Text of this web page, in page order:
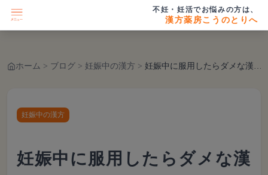
不妊・妊活でお悩みの方は、
漢方薬房こうのとりへ
ホーム > ブログ > 妊娠中の漢方 > 妊娠中に服用したらダメな漢方薬はある？妊娠初期や後期で飲める漢方薬を一覧で紹介
妊娠中の漢方
妊娠中に服用したらダメな漢